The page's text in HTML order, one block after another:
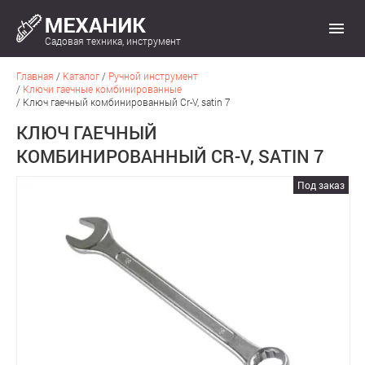
Садовая техника, инструмент
Главная / Каталог / Ручной инструмент
/ Ключи гаечные комбинированные
/ Ключ гаечный комбинированный Cr-V, satin 7
КЛЮЧ ГАЕЧНЫЙ
КОМБИНИРОВАННЫЙ CR-V, SATIN 7
Под заказ